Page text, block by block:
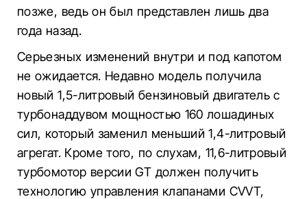
позже, ведь он был представлен лишь два
года назад.
Серьезных изменений внутри и под капотом
не ожидается. Недавно модель получила
новый 1,5-литровый бензиновый двигатель с
турбонаддувом мощностью 160 лошадиных
сил, который заменил меньший 1,4-литровый
агрегат. Кроме того, по слухам, 11,6-литровый
турбомотор версии GT должен получить
технологию управления клапанами CVVT,